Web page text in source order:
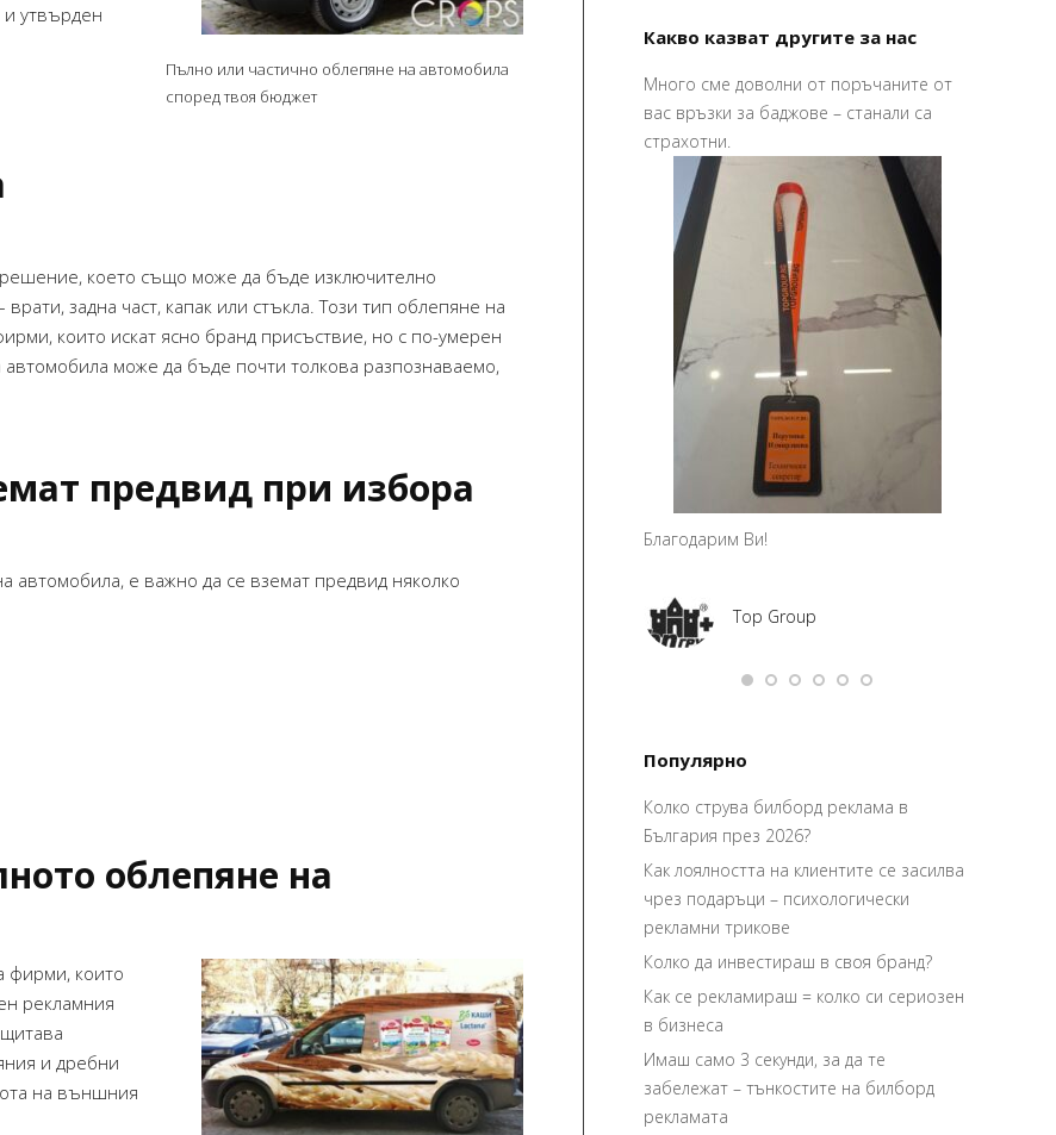
Пълно или частично облепяне на автомобила
според твоя бюджет
и утвърден
което също може да бъде изключително
задна част, капак или стъкла. Този тип облепяне на
които искат ясно бранд присъствие, но с по-умерен
може да бъде почти толкова разпознаваемо,
предвид при избора
автомобила, е важно да се вземат предвид няколко
облепяне на
фирми, които
рекламния
и дребни
на външния
Какво казват другите за нас
Искам да ви благодаря много за вашата
работа! Всичко е страхотно и сме
Искам да благодаря за дизайна и печата
Силвия Павлова – дизайн и
печат на списание
Много сме доволни от поръчаните от
вас връзки за баджове – станали са
страхотни.
Благодарим Ви!
Top Group
Популярно
Колко струва билборд реклама в
България през 2026?
Как лоялността на клиентите се засилва
чрез подаръци – психологически
рекламни трикове
Колко да инвестираш в своя бранд?
Как се рекламираш = колко си сериозен
в бизнеса
Имаш само 3 секунди, за да те
забележат – тънкостите на билборд
рекламата